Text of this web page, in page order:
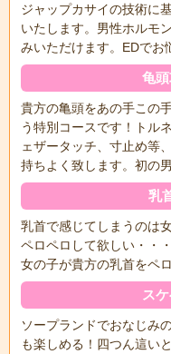
ジャップカサイの技術に
いたします。男性ホルモ
みいただけます。EDでお
龟
貴方の亀頭をあの手この
う特別コースです！トル
ェザータッチ、寸止め等
持ちよく致します。初の
乳
乳首で感じてしまうのは
ペロペロして欲しい・・
女の子が貴方の乳首をペ
ス
ソープランドでおなじみ
も楽しめる！四つん這い